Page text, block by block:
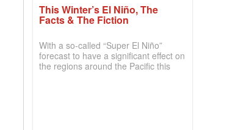
This Winter’s El Niño, The
Facts & The Fiction
With a so-called “Super El Niño”
forecast to have a significant effect on
the regions around the Pacific this